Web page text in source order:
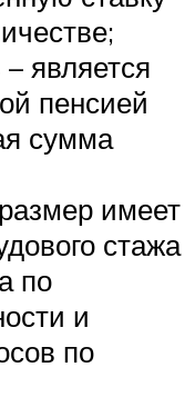
является
пенсией
сумма
имеет
стажа
по
и
по